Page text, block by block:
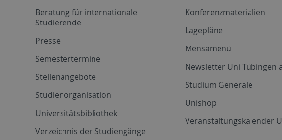
Beratung für internationale
Studierende
Presse
Semestertermine
Stellenangebote
Studienorganisation
Universitätsbibliothek
Verzeichnis der Studiengänge
Konferenzmaterialien
Lagepläne
Mensamenü
Newsletter Uni Tübingen
Studium Generale
Unishop
Veranstaltungskalender